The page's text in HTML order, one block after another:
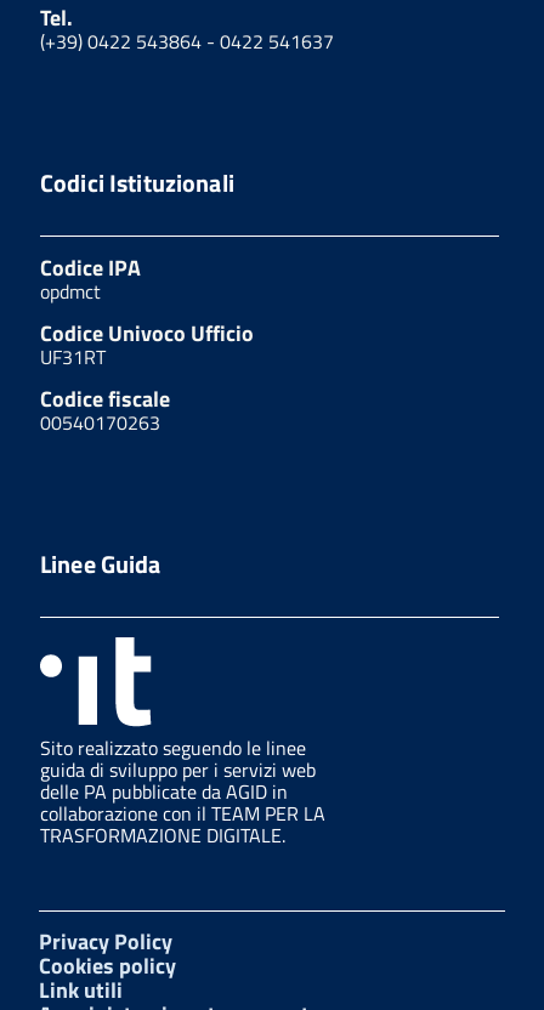
Tel.
(+39) 0422 543864 - 0422 541637
Codici Istituzionali
Codice IPA
opdmct
Codice Univoco Ufficio
UF31RT
Codice fiscale
00540170263
Linee Guida
Sito realizzato seguendo le linee
guida di sviluppo per i servizi web
delle PA pubblicate da AGID in
collaborazione con il TEAM PER LA
TRASFORMAZIONE DIGITALE.
Privacy Policy
Cookies policy
Link utili